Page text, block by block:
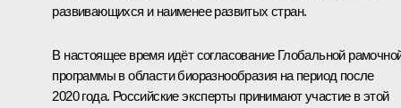
развивающихся и наименее развитых стран.
В настоящее время идёт согласование Глобальной
программы в области биоразнообразия на период после
2020 года. Российские эксперты принимают участие в этой